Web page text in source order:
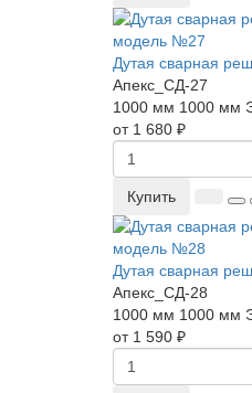
Дутая сварная
Апекс_СД-27
1000 мм 1000 мм
от 1 680 ₽
Купить
Дутая сварная
Апекс_СД-28
1000 мм 1000 мм
от 1 590 ₽